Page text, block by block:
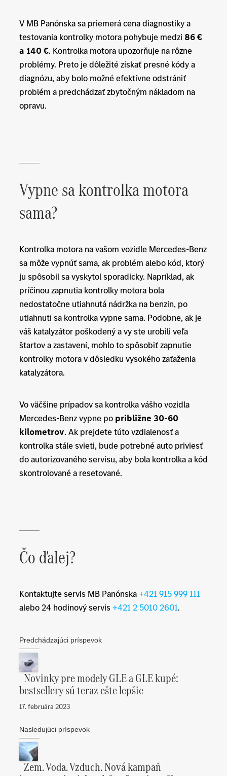
V MB Panónska sa priemerá cena diagnostiky a
testovania kontrolky motora pohybuje medzi 86 €
a 140 €. Kontrolka motora upozorňuje na rôzne
problémy. Preto je dôležité získať presné kódy a
diagnózu, aby bolo možné efektívne odstrániť
problém a predchádzať zbytočným nákladom na
opravu.
Vypne sa kontrolka motora
sama?
Kontrolka motora na vašom vozidle Mercedes-Benz
sa môže vypnúť sama, ak problém alebo kód, ktorý
ju spôsobil sa vyskytol sporadicky. Napríklad, ak
príčinou zapnutia kontrolky motora bola
nedostatočne utiahnutá nádržka na benzín, po
utiahnutí sa kontrolka vypne sama. Podobne, ak je
váš katalyzátor poškodený a vy ste urobili veľa
štartov a zastavení, mohlo to spôsobiť zapnutie
kontrolky motora v dôsledku vysokého zaťaženia
katalyzátora.
Vo väčšine prípadov sa kontrolka vášho vozidla
Mercedes-Benz vypne po približne 30-60
kilometrov. Ak prejdete túto vzdialenosť a
kontrolka stále svieti, bude potrebné auto priviesť
do autorizovaného servisu, aby bola kontrolka a kód
skontrolované a resetované.
Čo ďalej?
Kontaktujte servis MB Panónska+421 915 999 111
alebo 24 hodinový servis+421 2 5010 2601.
Predchádzajúci príspevok
Novinky pre modely GLE a GLE kupé:
bestsellery sú teraz ešte lepšie
17. februára 2023
Nasledujúci príspevok
Zem. Voda. Vzduch. Nová kampaň